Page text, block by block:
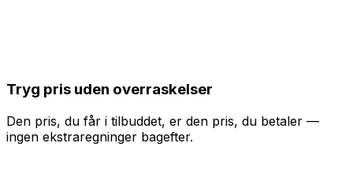
Tryg pris uden overraskelser
Den pris, du får i tilbuddet, er den pris, du betaler —
ingen ekstraregninger bagefter.